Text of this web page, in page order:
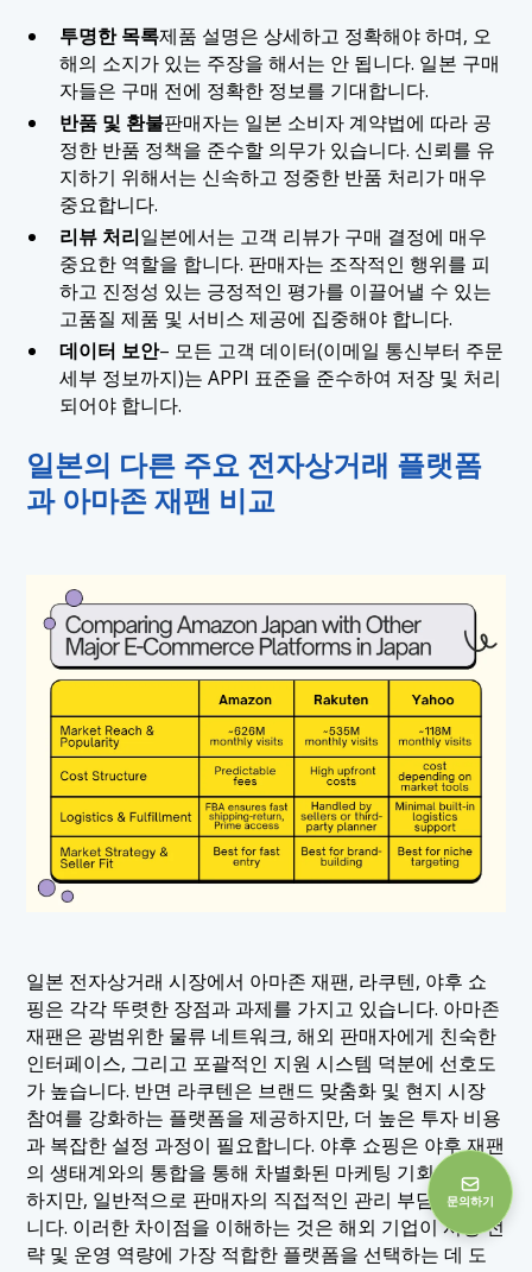
투명한 목록제품 설명은 상세하고 정확해야 하며, 오
해의 소지가 있는 주장을 해서는 안 됩니다. 일본 구매
자들은 구매 전에 정확한 정보를 기대합니다.
반품 및 환불판매자는 일본 소비자 계약법에 따라 공
정한 반품 정책을 준수할 의무가 있습니다. 신뢰를 유
지하기 위해서는 신속하고 정중한 반품 처리가 매우
중요합니다.
리뷰 처리일본에서는 고객 리뷰가 구매 결정에 매우
중요한 역할을 합니다. 판매자는 조작적인 행위를 피
하고 진정성 있는 긍정적인 평가를 이끌어낼 수 있는
고품질 제품 및 서비스 제공에 집중해야 합니다.
데이터 보안– 모든 고객 데이터(이메일 통신부터 주문
세부 정보까지)는 APPI 표준을 준수하여 저장 및 처리
되어야 합니다.
일본의 다른 주요 전자상거래 플랫폼
과 아마존 재팬 비교
일본 전자상거래 시장에서 아마존 재팬, 라쿠텐, 야후 쇼
핑은 각각 뚜렷한 장점과 과제를 가지고 있습니다. 아마존
재팬은 광범위한 물류 네트워크, 해외 판매자에게 친숙한
인터페이스, 그리고 포괄적인 지원 시스템 덕분에 선호도
가 높습니다. 반면 라쿠텐은 브랜드 맞춤화 및 현지 시장
참여를 강화하는 플랫폼을 제공하지만, 더 높은 투자 비용
과 복잡한 설정 과정이 필요합니다. 야후 쇼핑은 야후 재팬
의 생태계와의 통합을 통해 차별화된 마케팅 기회를 제공
하지만, 일반적으로 판매자의 직접적인 관리 부담이 더 큽
니다. 이러한 차이점을 이해하는 것은 해외 기업이 시장 전
략 및 운영 역량에 가장 적합한 플랫폼을 선택하는 데 도
문의하기